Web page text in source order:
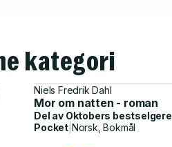
kategori
Niels Fredrik Dahl
Mor om natten - roman
Del av Oktobers bestselgere
Pocket| Norsk, Bokmål